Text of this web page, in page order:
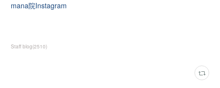
mana院Instagram
Staff blog(2510)